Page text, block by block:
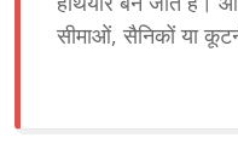
सीमाओं, सैनिकों या